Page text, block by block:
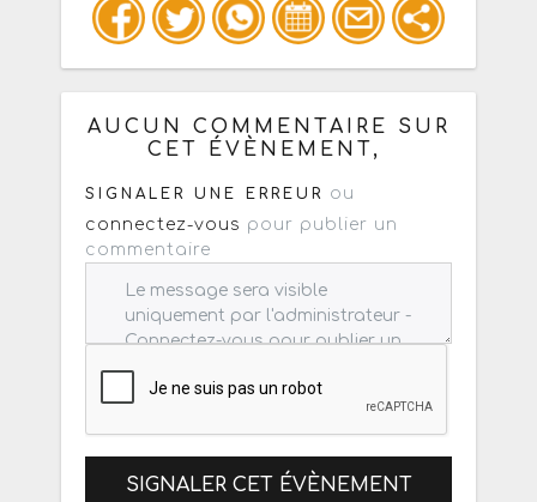
Copiez les infos ci-dessous pour un
: mail / forum / réseau social
AUCUN COMMENTAIRE SUR
CET ÉVÈNEMENT,
SIGNALER UNE ERREUR
ou
connectez-vous pour publier un
commentaire
SIGNALER CET ÉVÈNEMENT